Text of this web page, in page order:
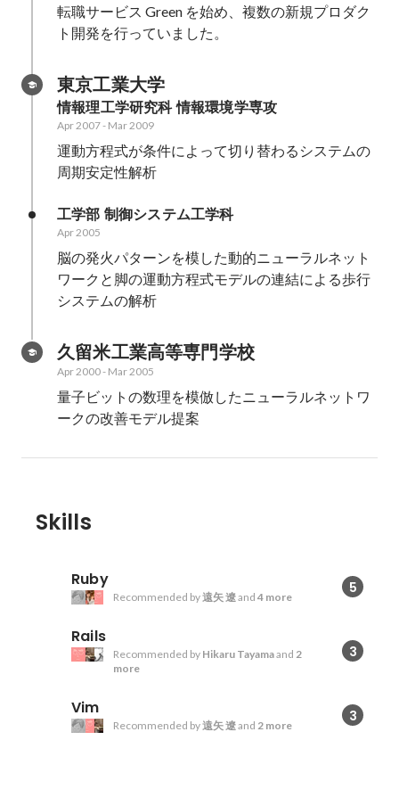
転職サービス Green を始め、複数の新規プロダク
ト開発を行っていました。
東京工業大学
情報理工学研究科 情報環境学専攻
Apr 2007- Mar 2009
運動方程式が条件によって切り替わるシステムの
周期安定性解析
工学部 制御システム工学科
Apr 2005
脳の発火パターンを模した動的ニューラルネット
ワークと脚の運動方程式モデルの連結による歩行
システムの解析
久留米工業高等専門学校
Apr 2000- Mar 2005
量子ビットの数理を模倣したニューラルネットワ
ークの改善モデル提案
Skills
Ruby 5
Recommended by遠矢 遼and 4 more
Rails
3
Recommended by Hikaru Tayamaand 2
more
Vim 3
Recommended by遠矢 遼and 2 more